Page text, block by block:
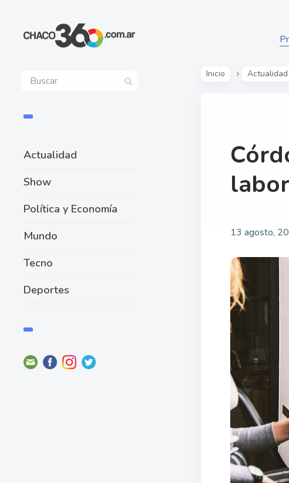
Actualidad
Show
Política y Economía
Mundo
Tecno
Deportes
Inicio Actualidad
13 agosto,